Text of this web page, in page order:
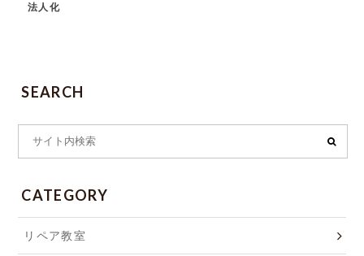
法人化
SEARCH
CATEGORY
リペア教室